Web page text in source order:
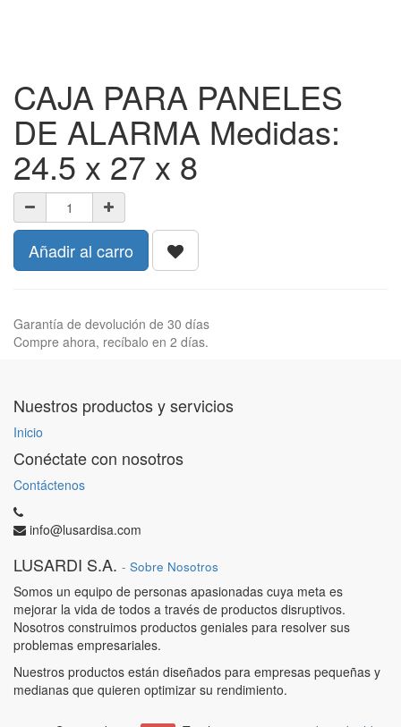
CAJA PARA PANELES
DE ALARMA Medidas:
24.5 x 27 x 8
Añadir al carro
Garantía de devolución de 30 días
Compre ahora, recíbalo en 2 días.
Nuestros productos y servicios
Inicio
Conéctate con nosotros
Contáctenos
info@lusardisa.com
LUSARDI S.A. - Sobre Nosotros
Somos un equipo de personas apasionadas cuya meta es
mejorar la vida de todos a través de productos disruptivos.
Nosotros construimos productos geniales para resolver sus
problemas empresariales.
Nuestros productos están diseñados para empresas pequeñas y
medianas que quieren optimizar su rendimiento.